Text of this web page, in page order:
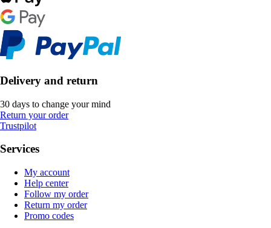
Delivery and return
30 days to change your mind
Return your order
Trustpilot
Services
My account
Help center
Follow my order
Return my order
Promo codes